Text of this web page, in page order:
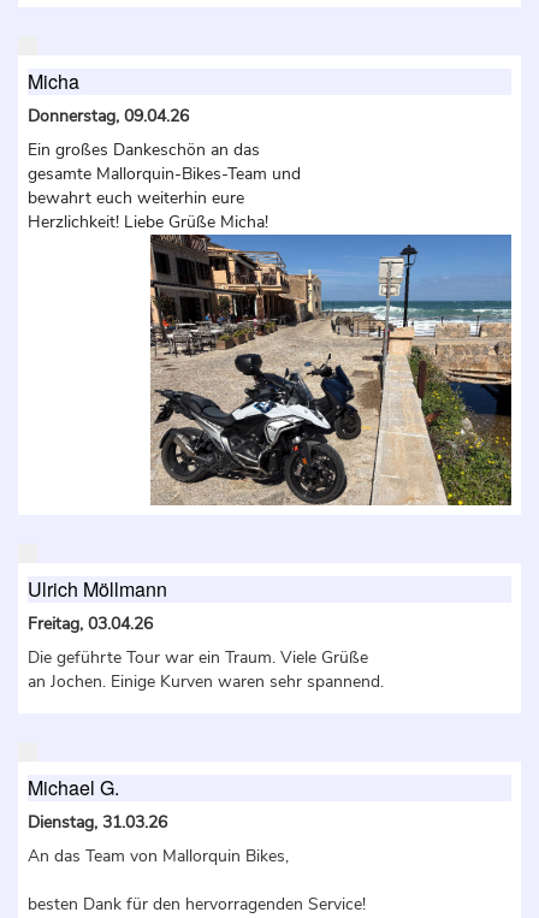
Micha
Donnerstag, 09.04.26
Ein großes Dankeschön an das
gesamte Mallorquin-Bikes-Team und
bewahrt euch weiterhin eure
Herzlichkeit! Liebe Grüße Micha!
Ulrich Möllmann
Freitag, 03.04.26
Die geführte Tour war ein Traum. Viele Grüße
an Jochen. Einige Kurven waren sehr spannend.
Michael G.
Dienstag, 31.03.26
An das Team von Mallorquin Bikes,
besten Dank für den hervorragenden Service!